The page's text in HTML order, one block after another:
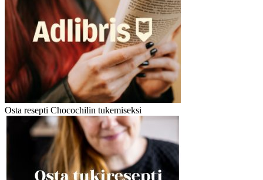
Osta resepti Chocochilin tukemiseksi